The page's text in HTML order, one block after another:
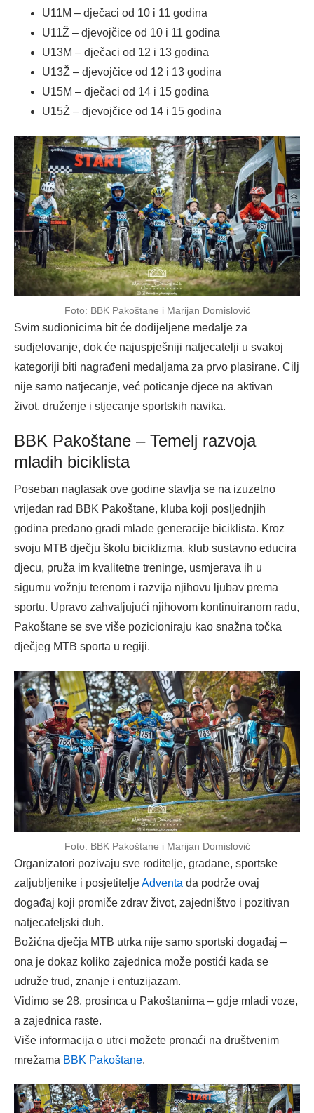
U11M – dječaci od 10 i 11 godina
U11Ž – djevojčice od 10 i 11 godina
U13M – dječaci od 12 i 13 godina
U13Ž – djevojčice od 12 i 13 godina
U15M – dječaci od 14 i 15 godina
U15Ž – djevojčice od 14 i 15 godina
Foto: BBK Pakoštane i Marijan Domislović
Svim sudionicima bit će dodijeljene medalje za
sudjelovanje, dok će najuspješniji natjecatelji u svakoj
kategoriji biti nagrađeni medaljama za prvo plasirane. Cilj
nije samo natjecanje, već poticanje djece na aktivan
život, druženje i stjecanje sportskih navika.
BBK Pakoštane – Temelj razvoja
mladih biciklista
Poseban naglasak ove godine stavlja se na izuzetno
vrijedan rad BBK Pakoštane, kluba koji posljednjih
godina predano gradi mlade generacije biciklista. Kroz
svoju MTB dječju školu biciklizma, klub sustavno educira
djecu, pruža im kvalitetne treninge, usmjerava ih u
sigurnu vožnju terenom i razvija njihovu ljubav prema
sportu. Upravo zahvaljujući njihovom kontinuiranom radu,
Pakoštane se sve više pozicioniraju kao snažna točka
dječjeg MTB sporta u regiji.
Foto: BBK Pakoštane i Marijan Domislović
Organizatori pozivaju sve roditelje, građane, sportske
zaljubljenike i posjetiteljeAdventa da podrže ovaj
događaj koji promiče zdrav život, zajedništvo i pozitivan
natjecateljski duh.
Božićna dječja MTB utrka nije samo sportski događaj –
ona je dokaz koliko zajednica može postići kada se
udruže trud, znanje i entuzijazam.
Vidimo se 28. prosinca u Pakoštanima – gdje mladi voze,
a zajednica raste.
Više informacija o utrci možete pronaći na društvenim
mrežama BBK Pakoštane.